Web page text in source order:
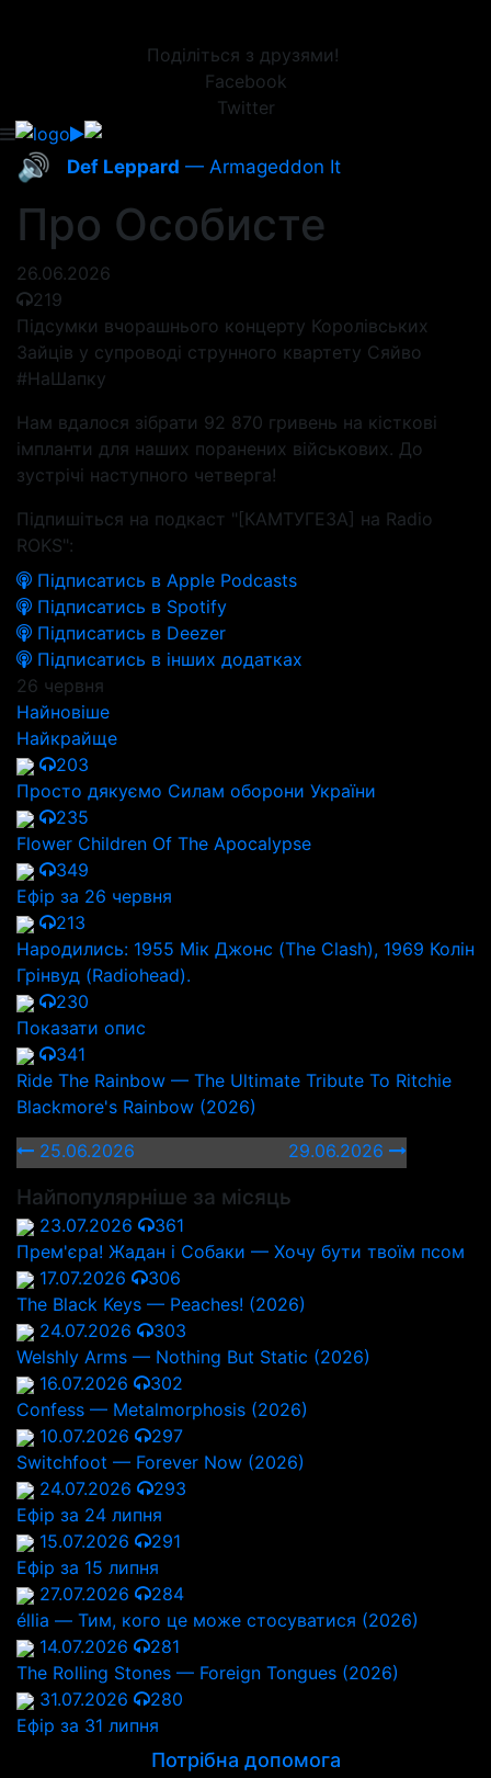
Поділіться з друзями!
Facebook
Twitter
🔊 Def Leppard — Armageddon It
Про Особисте
26.06.2026
219
Підсумки вчорашнього концерту Королівських
Зайців у супроводі струнного квартету Сяйво
#НаШапку
Нам вдалося зібрати 92 870 гривень на кісткові
імпланти для наших поранених військових. До
зустрічі наступного четверга!
Підпишіться на подкаст "[КАМТУГЕЗА] на Radio
ROKS":
Підписатись в Apple Podcasts
Підписатись в Spotify
Підписатись в Deezer
Підписатись в інших додатках
26 червня
Найновіше
Найкрайще
203
Просто дякуємо Силам оборони України
235
Flower Children Of The Apocalypse
349
Ефір за 26 червня
213
Народились: 1955 Мік Джонс (The Clash), 1969 Колін
Грінвуд (Radiohead).
230
Показати опис
341
Ride The Rainbow — The Ultimate Tribute To Ritchie
Blackmore's Rainbow (2026)
25.06.2026
29.06.2026
Найпопулярніше за місяць
23.07.2026
361
Прем'єра! Жадан і Собаки — Хочу бути твоїм псом
17.07.2026
306
The Black Keys — Peaches! (2026)
24.07.2026
303
Welshly Arms — Nothing But Static (2026)
16.07.2026
302
Confess — Metalmorphosis (2026)
10.07.2026
297
Switchfoot — Forever Now (2026)
24.07.2026
293
Ефір за 24 липня
15.07.2026
291
Ефір за 15 липня
27.07.2026
284
éllia — Тим, кого це може стосуватися (2026)
14.07.2026
281
The Rolling Stones — Foreign Tongues (2026)
31.07.2026
280
Ефір за 31 липня
Потрібна допомога